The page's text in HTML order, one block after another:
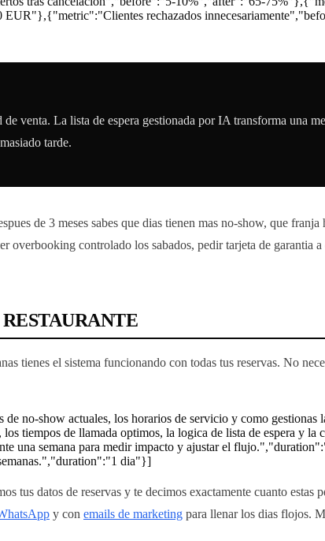
rechazados
venta. La lista de espera gestionada por IA transforma una
tarde.
de 3 meses sabes que dias tienen mas no-show, que
overbooking controlado los sabados, pedir tarjeta de garantia
tienes el sistema funcionando con todas tus reservas. No
no-show actuales, los horarios de servicio y como
tiempos de llamada optimos, la logica de lista de espera y
una semana para medir impacto y ajustar el
dia"}]
tus datos de reservas y te decimos exactamente cuanto
y con emails de marketing para llenar los dias flojos.